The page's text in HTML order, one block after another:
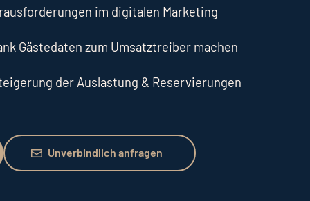
im digitalen Marketing
Gästedaten zum Umsatztreiber machen
der Auslastung & Reservierungen
Unverbindlich anfragen
Unverbindlich anfragen